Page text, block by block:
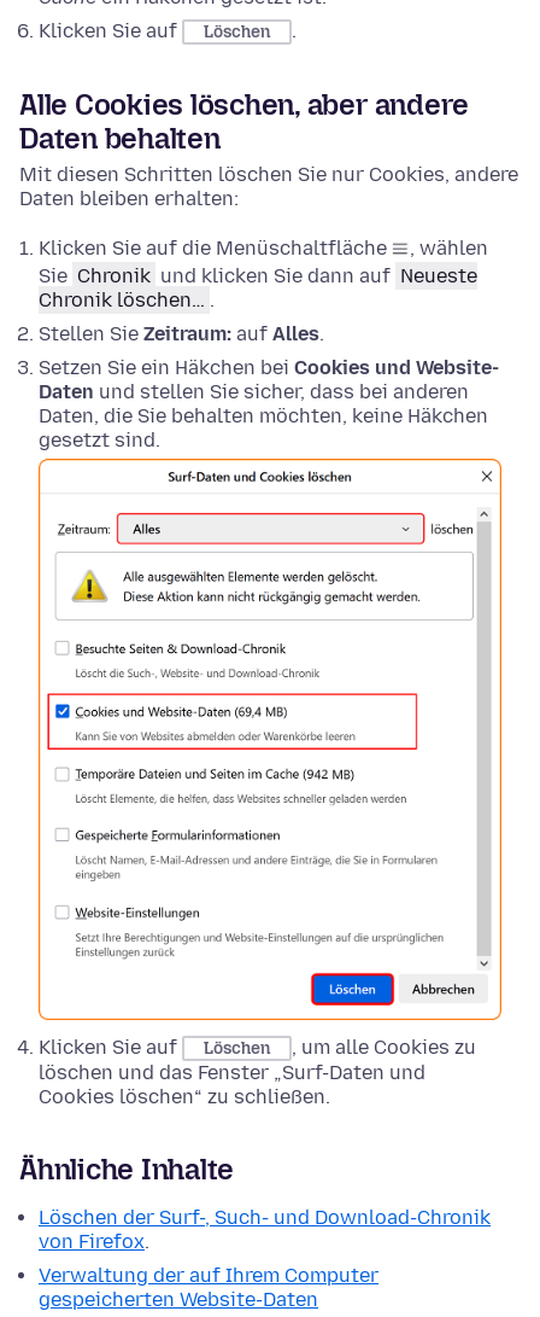
Klicken Sie auf
Löschen .
Alle Cookies löschen, aber andere
Daten behalten
Mit diesen Schritten löschen Sie nur Cookies, andere
Daten bleiben erhalten:
Klicken Sie auf die Menüschaltfläche
, wählen
Sie Chronik und klicken Sie dann auf Neueste
Chronik löschen… .
Stellen Sie Zeitraum: auf Alles.
Setzen Sie ein Häkchen bei Cookies und Website-
Daten und stellen Sie sicher, dass bei anderen
Daten, die Sie behalten möchten, keine Häkchen
gesetzt sind.
Klicken Sie auf Löschen
, um alle Cookies zu
löschen und das Fenster „Surf-Daten und
Cookies löschen“ zu schließen.
Ähnliche Inhalte
Löschen der Surf-, Such- und Download-Chronik
von Firefox.
Verwaltung der auf Ihrem Computer
gespeicherten Website-Daten